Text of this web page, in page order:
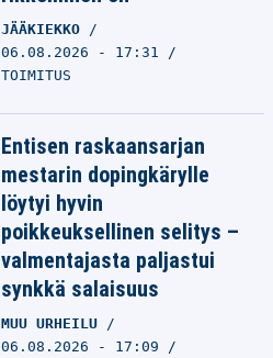
JÄÄKIEKKO
06.08.2026 - 17:31
TOIMITUS
Entisen raskaansarjan
mestarin dopingkärylle
löytyi hyvin
poikkeuksellinen selitys –
valmentajasta paljastui
synkkä salaisuus
MUU URHEILU
06.08.2026 - 17:09